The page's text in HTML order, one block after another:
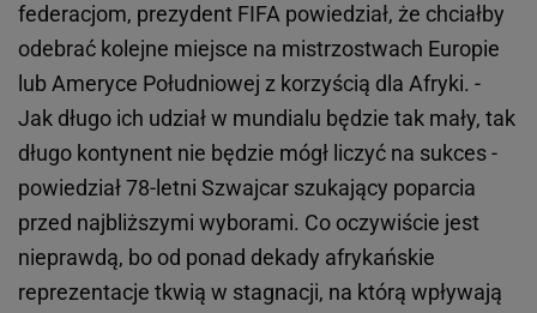
federacjom, prezydent FIFA powiedział, że chciałby
odebrać kolejne miejsce na mistrzostwach Europie
lub Ameryce Południowej z korzyścią dla Afryki. -
Jak długo ich udział w mundialu będzie tak mały, tak
długo kontynent nie będzie mógł liczyć na sukces -
powiedział 78-letni Szwajcar szukający poparcia
przed najbliższymi wyborami. Co oczywiście jest
nieprawdą, bo od ponad dekady afrykańskie
reprezentacje tkwią w stagnacji, na którą wpływają